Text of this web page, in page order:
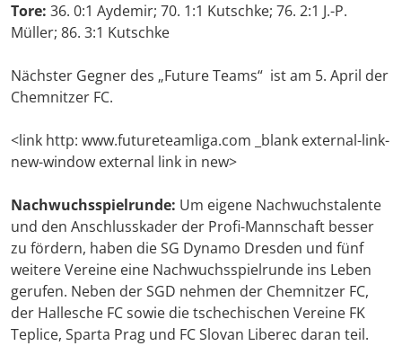
Tore: 36. 0:1 Aydemir; 70. 1:1 Kutschke; 76. 2:1 J.-P.
Müller; 86. 3:1 Kutschke
Nächster Gegner des „Future Teams“ ist am 5. April der
Chemnitzer FC.
<link http: www.futureteamliga.com _blank external-link-
new-window external link in new>
Nachwuchsspielrunde: Um eigene Nachwuchstalente
und den Anschlusskader der Profi-Mannschaft besser
zu fördern, haben die SG Dynamo Dresden und fünf
weitere Vereine eine Nachwuchsspielrunde ins Leben
gerufen. Neben der SGD nehmen der Chemnitzer FC,
der Hallesche FC sowie die tschechischen Vereine FK
Teplice, Sparta Prag und FC Slovan Liberec daran teil.